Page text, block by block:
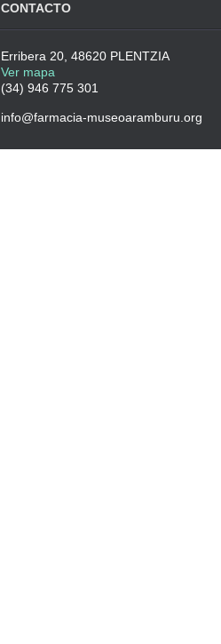
CONTACTO
Erribera 20, 48620 PLENTZIA
Ver mapa
(34) 946 775 301
info@farmacia-museoaramburu.org